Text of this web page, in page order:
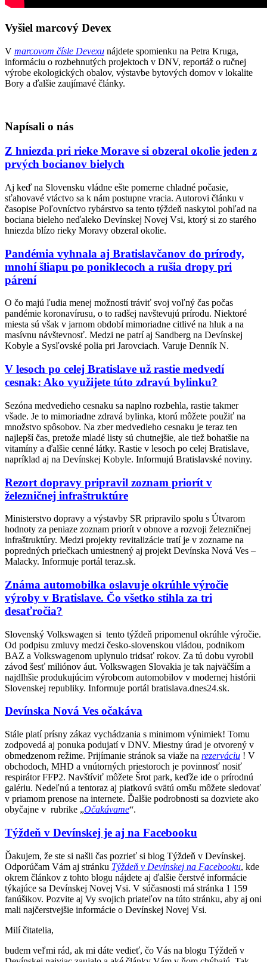
Vyšiel marcový Devex
V marcovom čísle Devexu nájdete spomienku na Petra Kruga,
informáciu o rozbehnutých projektoch v DNV, reportáž o ručnej
výrobe ekologických obalov, výstavbe bytových domov v lokalite
Bory a ďalšie zaujímavé články.
Napísali o nás
Z hniezda pri rieke Morave si obzeral okolie jeden z
prvých bocianov bielych
Aj keď na Slovensku vládne ešte pomerne chladné počasie,
sťahovavé vtáctvo sa k nám postupne vracia. Autorovi článku v
časopise Poľovníctvo rybárstvo sa tento týždeň naskytol pohľad na
bociana bieleho neďaleko Devínskej Novej Vsi, ktorý si zo starého
hniezda blízo rieky Moravy obzeral okolie.
Pandémia vyhnala aj Bratislavčanov do prírody,
mnohí šliapu po poniklecoch a rušia dropy pri
párení
O čo majú ľudia menej možností tráviť svoj voľný čas počas
pandémie koronavírusu, o to radšej navštevujú prírodu. Niektoré
miesta sú však v jarnom období mimoriadne citlivé na hluk a na
masívnu návštevnosť. Medzi ne patrí aj Sandberg na Devínskej
Kobyle a Sysľovské polia pri Jarovciach. Varuje Denník N.
V lesoch po celej Bratislave už rastie medvedí
cesnak: Ako využijete túto zdravú bylinku?
Sezóna medvedieho cesnaku sa naplno rozbehla, rastie takmer
všade. Je to mimoriadne zdravá bylinka, ktorú môžete použiť na
množstvo spôsobov. Na zber medvedieho cesnaku je teraz ten
najlepší čas, pretože mladé listy sú chutnejšie, ale tiež bohatšie na
vitamíny a ďalšie cenné látky. Rastie v lesoch po celej Bratislave,
napríklad aj na Devínskej Kobyle. Informujú Bratislavské noviny.
Rezort dopravy pripravil zoznam priorít v
železničnej infraštruktúre
Ministerstvo dopravy a výstavby SR pripravilo spolu s Útvarom
hodnoty za peniaze zoznam priorít v obnove a rozvoji železničnej
infraštruktúry. Medzi projekty revitalizácie tratí je v zozname na
popredných priečkach umiestnený aj projekt Devínska Nová Ves –
Malacky. Informuje portál teraz.sk.
Známa automobilka oslavuje okrúhle výročie
výroby v Bratislave. Čo všetko stihla za tri
desaťročia?
Slovenský Volkswagen si tento týždeň pripomenul okrúhle výročie.
Od podpisu zmluvy medzi česko-slovenskou vládou, podnikom
BAZ a Volkswagenom uplynulo tridsať rokov. Za tú dobu vyrobil
závod šesť miliónov áut. Volkswagen Slovakia je tak najväčším a
najdlhšie produkujúcim výrobcom automobilov v modernej histórii
Slovenskej republiky. Informuje portál bratislava.dnes24.sk.
Devínska Nová Ves očakáva
Stále platí prísny zákaz vychádzania s minimom výnimiek! Tomu
zodpovedá aj ponuka podujatí v DNV. Miestny úrad je otvorený v
obmedzenom režime. Prijímanie stránok sa viaže na rezerváciu ! V
obchodoch, MHD a vnútorných priestoroch je povinnosť nosiť
respirátor FFP2. Navštíviť môžete Šrot park, keďže ide o prírodnú
galériu. Nedeľnú a tentoraz aj piatkovú svätú omšu môžete sledovať
v priamom prenose na internete. Ďalšie podrobnosti sa dozviete ako
obyčajne v rubrike „Očakávame“.
Týždeň v Devínskej je aj na Facebooku
Ďakujem, že ste si našli čas pozrieť si blog Týždeň v Devínskej.
Odporúčam Vám aj stránku Týždeň v Devínskej na Facebooku, kde
okrem článkov z tohto blogu nájdete aj ďalšie čerstvé informácie
týkajúce sa Devínskej Novej Vsi. V súčasnosti má stránka 1 159
fanúšikov. Pozvite aj Vy svojich priateľov na túto stránku, aby aj oni
mali najčerstvejšie informácie o Devínskej Novej Vsi.
Milí čitatelia,
budem veľmi rád, ak mi dáte vedieť, čo Vás na blogu Týždeň v